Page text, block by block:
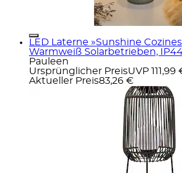
LED Laterne »Sunshine
Warmweiß Solarbetrieben,
Pauleen
Ursprünglicher PreisUVP 111,99
Aktueller Preis83,26 €